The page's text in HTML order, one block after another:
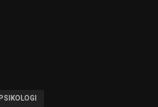
PSIKOLOGI